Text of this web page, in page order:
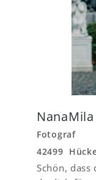
Fotograf
42499
Schön,